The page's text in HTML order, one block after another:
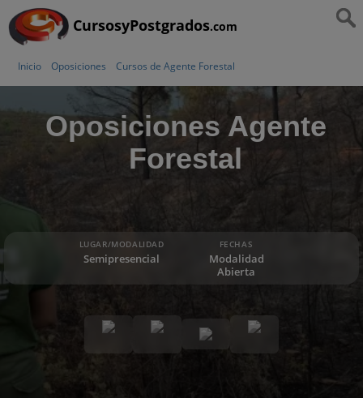
CursosyPostgrados.com
Inicio Oposiciones Cursos de Agente Forestal
Oposiciones Agente
Forestal
LUGAR/MODALIDAD
Semipresencial
FECHAS
Modalidad
Abierta